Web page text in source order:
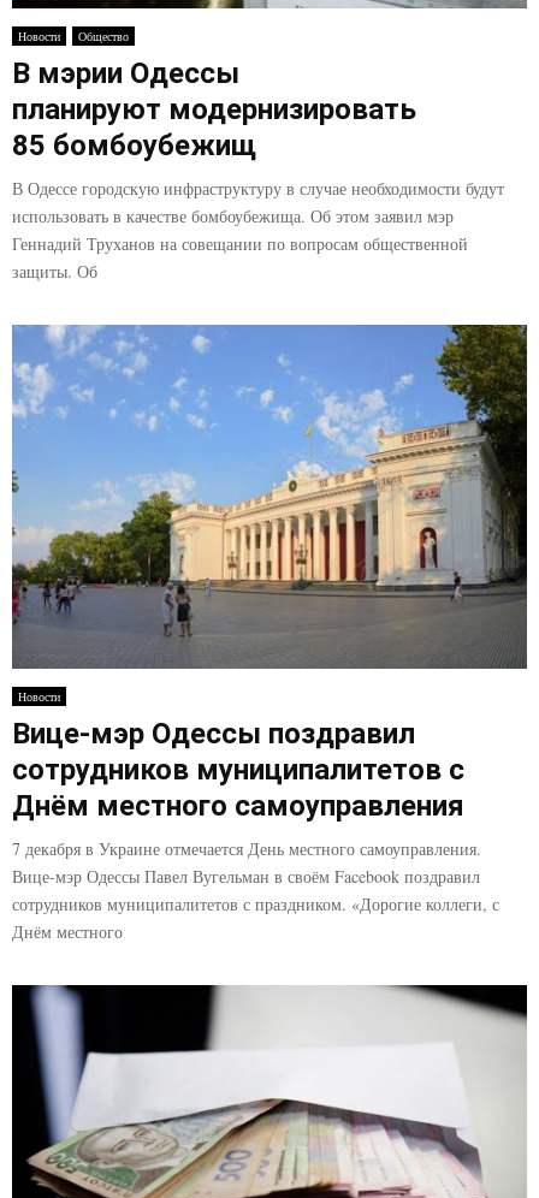
E
N
U
Новости Общество
В мэрии Одессы
планируют модернизировать
85 бомбоубежищ
В Одессе городскую инфраструктуру в случае необходимости будут
использовать в качестве бомбоубежища. Об этом заявил мэр
Геннадий Труханов на совещании по вопросам общественной
защиты. Об
Новости
Вице-мэр Одессы поздравил
сотрудников муниципалитетов с
Днём местного самоуправления
7 декабря в Украине отмечается День местного самоуправления.
Вице-мэр Одессы Павел Вугельман в своём Facebook поздравил
сотрудников муниципалитетов с праздником. «Дорогие коллеги, с
Днём местного